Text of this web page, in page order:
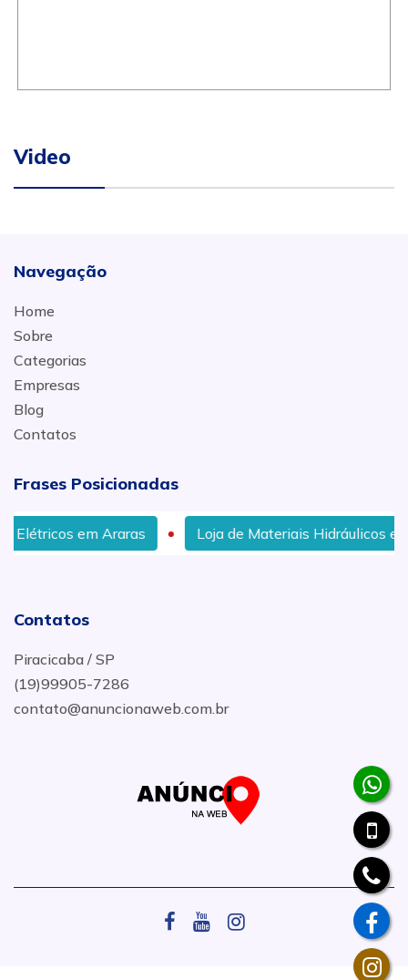
Video
Navegação
Home
Sobre
Categorias
Empresas
Blog
Contatos
Frases Posicionadas
Araras Loja de Materiais Hidráulicos em Ajapi
Contatos
Piracicaba / SP
(19)99905-7286
contato@anuncionaweb.com.br